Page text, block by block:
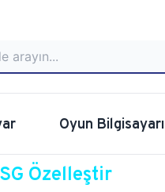
Oyun Bilgisayarı
Özelleştir